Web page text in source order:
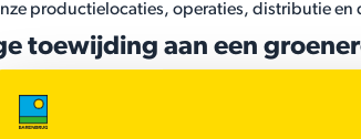
productielocaties, operaties, distributie en
toewijding aan een
duurzaamheid prioriteit in ons gehele
om bij te dragen aan een betere wereld: